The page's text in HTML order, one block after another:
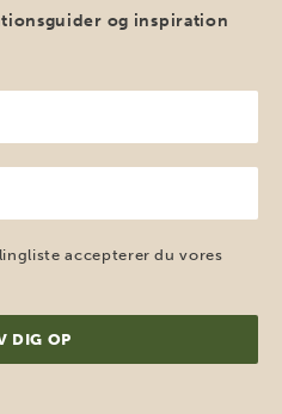
og inspiration
accepterer du vores